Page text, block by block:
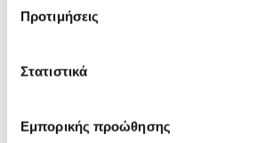
Προτιμήσεις
Στατιστικά
Εμπορικής προώθησης